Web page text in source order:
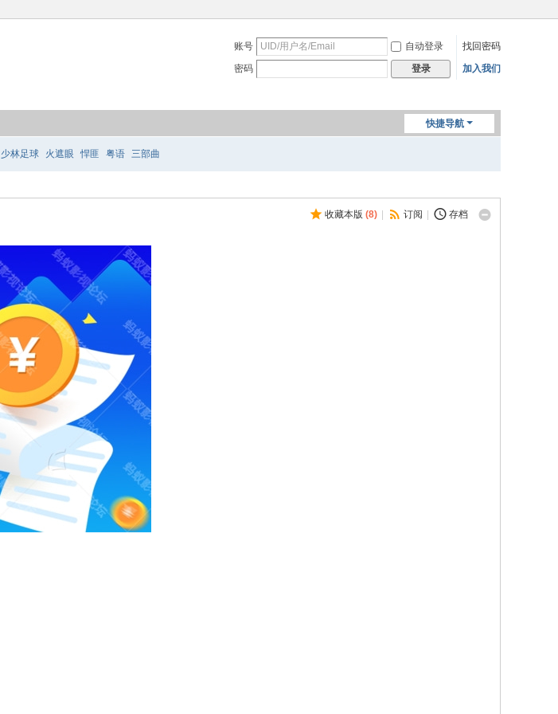
账号 自动登录
找回密码
密码
登录 加入我们
快捷导航
少林足球 火遮眼 悍匪 粤语 三部曲
收藏本版 (8) 订阅 存档